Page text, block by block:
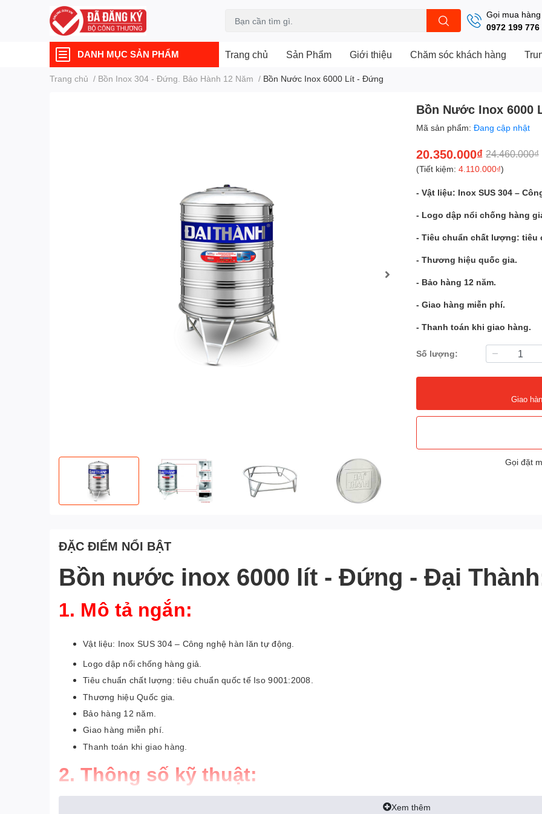
Gọi mua hàng
0972 199 776
DANH MỤC SẢN PHẨM Trang chủ Sản Phẩm Giới thiệu Chăm sóc khách hàng
Trang chủ / Bồn Inox 304 - Đứng. Bảo Hành 12 Năm / Bồn Nước Inox 6000 Lít - Đứng
Bồn Nước Inox 6000
Mã sản phẩm: Đang cập nhật
20.350.000₫ 24.460.000₫
(Tiết kiệm: 4.110.000₫)
- Vật liệu: Inox SUS 304 –
- Logo dập nổi chống hàng
- Tiêu chuẩn chất lượng: tiêu
- Thương hiệu quốc gia.
- Bảo hàng 12 năm.
- Giao hàng miễn phí.
- Thanh toán khi giao hàng.
Số lượng:
Giao
Gọi đặt
ĐẶC ĐIỂM NỔI BẬT
Bồn nước inox 6000 lít - Đứng - Đại
1. Mô tả ngắn:
Vật liệu: Inox SUS 304 – Công nghệ hàn lăn tự động.
Logo dập nổi chống hàng giả.
Tiêu chuẩn chất lượng: tiêu chuẩn quốc tế Iso 9001:2008.
Thương hiệu Quốc gia.
Bảo hàng 12 năm.
Giao hàng miễn phí.
Thanh toán khi giao hàng.
2. Thông số kỹ thuật:
Mã sản phẩm: I6000–D304.
Xem thêm